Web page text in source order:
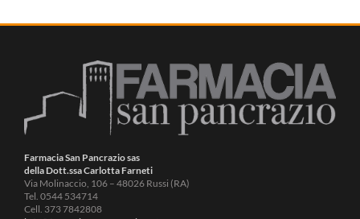
Farmacia San Pancrazio sas
della Dott.ssa Carlotta Farneti
Via Molinaccio, 106 – 48026 Russi (RA)
Tel. 0544 534714
Cell. 373 7842808